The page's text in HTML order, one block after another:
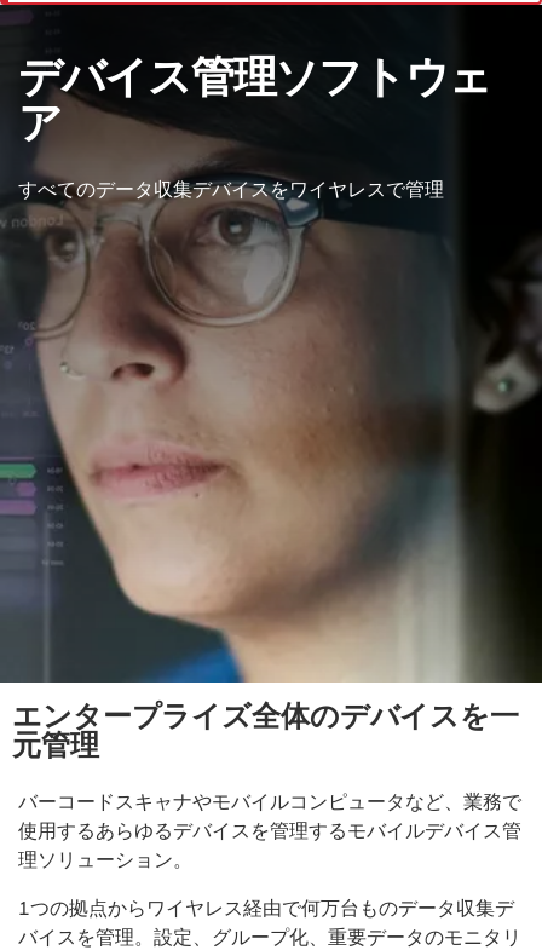
デバイス管理ソフトウェ
ア
すべてのデータ収集デバイスをワイヤレスで管理
エンタープライズ全体のデバイスを一
元管理
バーコードスキャナやモバイルコンピュータなど、業務で
使用するあらゆるデバイスを管理するモバイルデバイス管
理ソリューション。
1つの拠点からワイヤレス経由で何万台ものデータ収集デ
バイスを管理。設定、グループ化、重要データのモニタリ